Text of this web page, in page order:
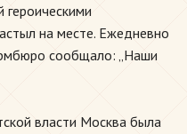
героическими
на месте. Ежедневно
сообщало: „Наши
власти Москва была